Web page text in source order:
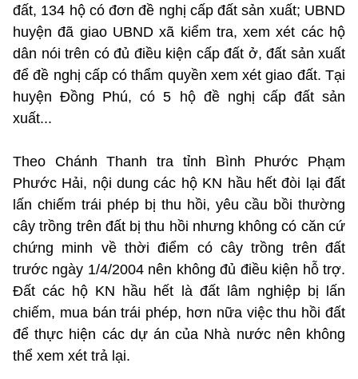
đất, 134 hộ có đơn đề nghị cấp đất sản xuất; UBND
huyện đã giao UBND xã kiểm tra, xem xét các hộ
dân nói trên có đủ điều kiện cấp đất ở, đất sản xuất
để đề nghị cấp có thẩm quyền xem xét giao đất. Tại
huyện Đồng Phú, có 5 hộ đề nghị cấp đất sản
xuất...
Theo Chánh Thanh tra tỉnh Bình Phước Phạm
Phước Hải, nội dung các hộ KN hầu hết đòi lại đất
lấn chiếm trái phép bị thu hồi, yêu cầu bồi thường
cây trồng trên đất bị thu hồi nhưng không có căn cứ
chứng minh về thời điểm có cây trồng trên đất
trước ngày 1/4/2004 nên không đủ điều kiện hỗ trợ.
Đất các hộ KN hầu hết là đất lâm nghiệp bị lấn
chiếm, mua bán trái phép, hơn nữa việc thu hồi đất
để thực hiện các dự án của Nhà nước nên không
thể xem xét trả lại.